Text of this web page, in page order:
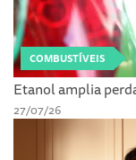
COMBUSTÍVEIS
Etanol amplia
27/07/26